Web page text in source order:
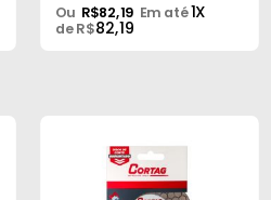
Ou R$82,19 Em até1X
de R$82,19